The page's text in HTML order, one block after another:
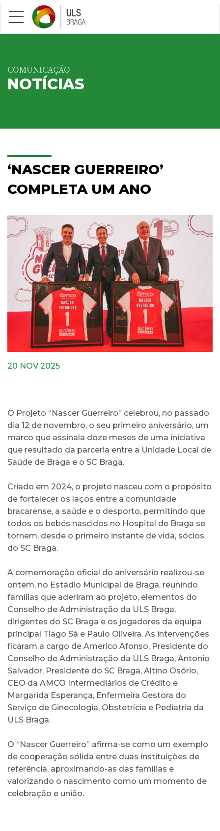
Saltar para conteúdo principal
COMUNICAÇÃO
NOTÍCIAS
‘NASCER GUERREIRO’
COMPLETA UM ANO
20 NOV 2025
O Projeto “Nascer Guerreiro” celebrou, no passado
dia 12 de novembro, o seu primeiro aniversário, um
marco que assinala doze meses de uma iniciativa
que resultado da parceria entre a Unidade Local de
Saúde de Braga e o SC Braga.
Criado em 2024, o projeto nasceu com o propósito
de fortalecer os laços entre a comunidade
bracarense, a saúde e o desporto, permitindo que
todos os bebés nascidos no Hospital de Braga se
tornem, desde o primeiro instante de vida, sócios
do SC Braga.
A comemoração oficial do aniversário realizou-se
ontem, no Estádio Municipal de Braga, reunindo
famílias que aderiram ao projeto, elementos do
Conselho de Administração da ULS Braga,
dirigentes do SC Braga e os jogadores da equipa
principal Tiago Sá e Paulo Oliveira. As intervenções
ficaram a cargo de Americo Afonso, Presidente do
Conselho de Administração da ULS Braga, Antonio
Salvador, Presidente do SC Braga, Altino Osório,
CEO da AMCO Intermediários de Crédito e
Margarida Esperança, Enfermeira Gestora do
Serviço de Ginecologia, Obstetrícia e Pediatria da
ULS Braga.
O “Nascer Guerreiro” afirma-se como um exemplo
de cooperação sólida entre duas instituições de
referência, aproximando-as das famílias e
valorizando o nascimento como um momento de
celebração e união.